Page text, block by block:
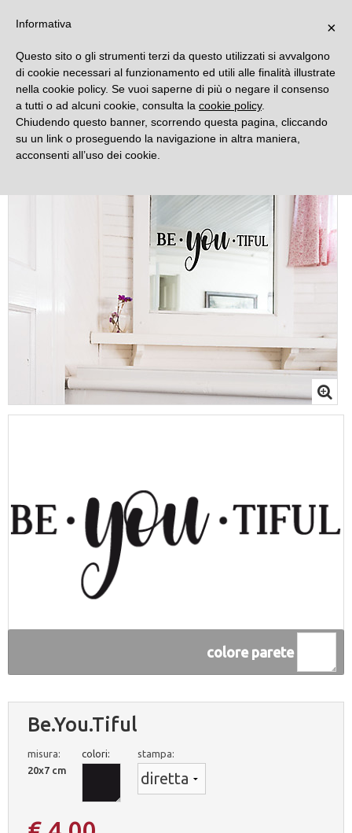
Novità
colore parete
Be.you.tiful
misura:
20x7 cm
colori: stampa:
×
Informativa
Questo sito o gli strumenti terzi da questo utilizzati si avvalgono
di cookie necessari al funzionamento ed utili alle finalità illustrate
nella cookie policy. Se vuoi saperne di più o negare il consenso
a tutti o ad alcuni cookie, consulta la cookie policy.
Chiudendo questo banner, scorrendo questa pagina, cliccando
su un link o proseguendo la navigazione in altra maniera,
acconsenti all’uso dei cookie.